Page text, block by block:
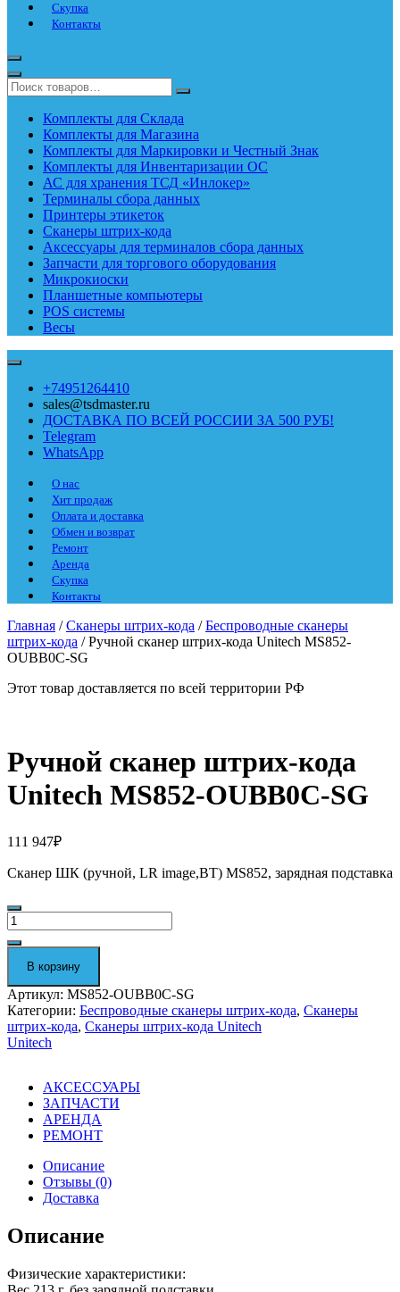
Скупка
Контакты
Комплекты для Склада
Комплекты для Магазина
Комплекты для Маркировки и Честный Знак
Комплекты для Инвентаризации ОС
АС для хранения ТСД «Инлокер»
Терминалы сбора данных
Принтеры этикеток
Сканеры штрих-кода
Аксессуары для терминалов сбора данных
Запчасти для торгового оборудования
Микрокиоски
Планшетные компьютеры
POS системы
Весы
+74951264410
sales@tsdmaster.ru
ДОСТАВКА ПО ВСЕЙ РОССИИ ЗА 500 РУБ!
Telegram
WhatsApp
О нас
Хит продаж
Оплата и доставка
Обмен и возврат
Ремонт
Аренда
Скупка
Контакты
Главная /Сканеры штрих-кода /Беспроводные сканеры
штрих-кода / Ручной сканер штрих-кода Unitech MS852-
OUBB0C-SG
Этот товар доставляется по всей территории РФ
Ручной сканер штрих-кода
Unitech MS852-OUBB0C-SG
111 947₽
Сканер ШК (ручной, LR image,BT) MS852, зарядная подставка
Количество
Ручной
сканер
штрих-
кода
Unitech
MS852-
OUBB0C-
SG
В корзину
Артикул: MS852-OUBB0C-SG
Категории: Беспроводные сканеры штрих-кода, Сканеры
штрих-кода, Сканеры штрих-кода Unitech
Unitech
АКСЕССУАРЫ
ЗАПЧАСТИ
АРЕНДА
РЕМОНТ
Описание
Отзывы (0)
Доставка
Описание
Физические характеристики: